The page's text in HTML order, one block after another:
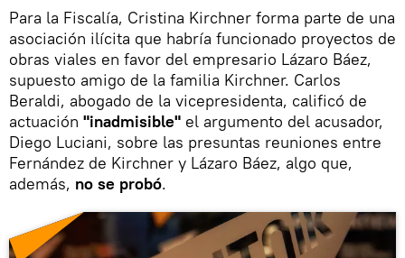
Para la Fiscalía, Cristina Kirchner forma parte de una
asociación ilícita que habría funcionado proyectos de
obras viales en favor del empresario Lázaro Báez,
supuesto amigo de la familia Kirchner. Carlos
Beraldi, abogado de la vicepresidenta, calificó de
actuación "inadmisible" el argumento del acusador,
Diego Luciani, sobre las presuntas reuniones entre
Fernández de Kirchner y Lázaro Báez, algo que,
además, no se probó.